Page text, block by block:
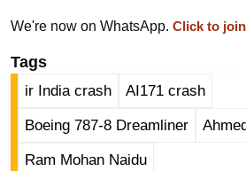
न
ज
ग
बॉ
ली
We're now on WhatsApp. Click to
Tags
ir India crash AI171 crash
Boeing 787-8 Dreamliner
Ram Mohan Naidu